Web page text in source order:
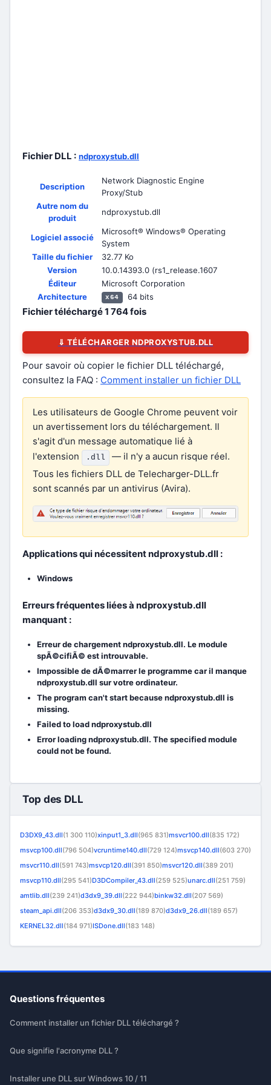
Fichier DLL : ndproxystub.dll
Description
Network Diagnostic Engine
Proxy/Stub
Autre nom du
produit
ndproxystub.dll
Logiciel associé
Microsoft® Windows® Operating
System
Taille du fichier
32.77 Ko
Version
10.0.14393.0 (rs1_release.1607
Éditeur
Microsoft Corporation
Architecture
x64 64 bits
Fichier téléchargé1 764fois
⇓ TÉLÉCHARGER NDPROXYSTUB.DLL
Pour savoir où copier le fichier DLL téléchargé,
consultez la FAQ : Comment installer un fichier DLL
Les utilisateurs de Google Chrome peuvent voir
un avertissement lors du téléchargement. Il
s'agit d'un message automatique lié à
l'extension
.dll
— il n'y a aucun risque réel.
Tous les fichiers DLL de Telecharger-DLL.fr
sont scannés par un antivirus (Avira).
Applications qui nécessitent ndproxystub.dll :
Windows
Erreurs fréquentes liées à ndproxystub.dll
manquant :
Erreur de chargement ndproxystub.dll. Le module
spÃ©cifiÃ© est introuvable.
Impossible de dÃ©marrer le programme car il manque
ndproxystub.dll sur votre ordinateur.
The program can't start because ndproxystub.dll is
missing.
Failed to load ndproxystub.dll
Error loading ndproxystub.dll. The specified module
could not be found.
Top des DLL
D3DX9_43.dll(1 300 110)xinput1_3.dll(965 831)msvcr100.dll(835 172)
msvcp100.dll(796 504)vcruntime140.dll(729 124)msvcp140.dll(603 270)
msvcr110.dll(591 743)msvcp120.dll(391 850)msvcr120.dll(389 201)
msvcp110.dll(295 541)D3DCompiler_43.dll(259 525)unarc.dll(251 759)
amtlib.dll(239 241)d3dx9_39.dll(222 944)binkw32.dll(207 569)
steam_api.dll(206 353)d3dx9_30.dll(189 870)d3dx9_26.dll(189 657)
KERNEL32.dll(184 971)ISDone.dll(183 148)
Questions fréquentes
Comment installer un fichier DLL téléchargé ?
Que signifie l'acronyme DLL ?
Installer une DLL sur Windows 10 / 11